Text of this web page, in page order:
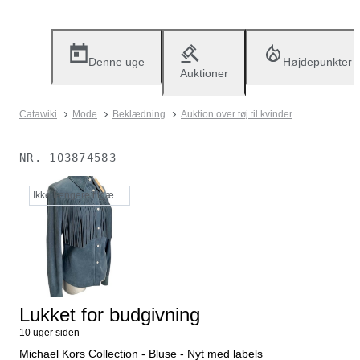
Denne uge
Auktioner
Højdepunkter
Catawiki Mode Beklædning Auktion over tøj til kvinder
NR. 103874583
Ikke længere tilgængelig
Lukket for budgivning
10 uger siden
Michael Kors Collection - Bluse - Nyt med labels